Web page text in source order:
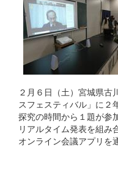
２月６日（土）宮城県古
スフェスティバル」に２
探究の時間から１題が参
リアルタイム発表を組み
オンライン会議アプリを